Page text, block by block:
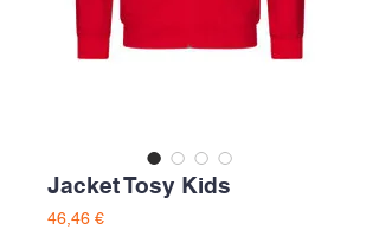
Jacket Tosy Kids
46,46 €Preço